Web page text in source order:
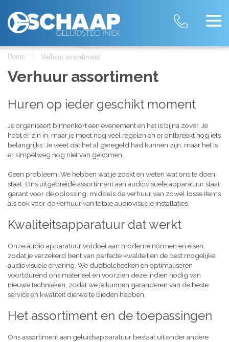
Home Verhuur assortiment
Verhuur assortiment
Huren op ieder geschikt moment
Je organiseert binnenkort een evenement en het is bijna zover. Je
hebt er zin in, maar je moet nog veel regelen en er ontbreekt nog iets
belangrijks. Je weet dat het al geregeld had kunnen zijn, maar het is
er simpelweg nog niet van gekomen..
Geen probleem! We hebben wat je zoekt en weten wat ons te doen
staat. Ons uitgebreide assortiment aan audiovisuele apparatuur staat
garant voor dé oplossing, middels de verhuur van zowel losse items
als ook voor de verhuur van totale audiovisuele installaties.
Kwaliteitsapparatuur dat werkt
Onze audio apparatuur voldoet aan moderne normen en eisen,
zodat je verzekerd bent van perfecte kwaliteit en de best mogelijke
audiovisuele ervaring. We dubbelchecken en optimaliseren
voortdurend ons materieel en voorzien deze indien nodig van
nieuwe technieken, zodat we je kunnen garanderen van de beste
service en kwaliteit die we te bieden hebben.
Het assortiment en de toepassingen
Ons assortiment aan geluidsapparatuur bestaat uit onder andere